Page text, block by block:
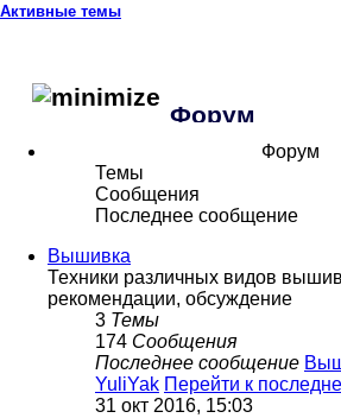
Активные темы
Форум
Форум
Темы
Сообщения
Последнее сообщение
Вышивка
Техники различных видов
рекомендации, обсуждение
3 Темы
174 Сообщения
Последнее сообщение
YuliYak Перейти к
31 окт 2016, 15:03